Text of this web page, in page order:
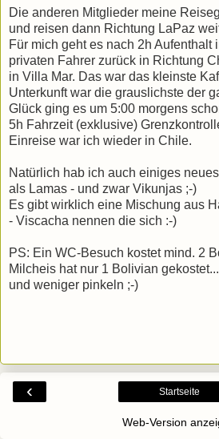
Die anderen Mitglieder meine
und reisen dann Richtung LaPaz
Für mich geht es nach 2h Aufenthalt
privaten Fahrer zurück in Richtung
in Villa Mar. Das war das kleinste
Unterkunft war die grauslichste der
Glück ging es um 5:00 morgens
5h Fahrzeit (exklusive)
Einreise war ich wieder in Chile.
Natürlich hab ich auch einiges
als Lamas - und zwar Vikunjas ;-)
Es gibt wirklich eine Mischung aus
- Viscacha nennen die sich :-)
PS: Ein WC-Besuch kostet mind. 2
Milcheis hat nur 1 Bolivian
und weniger pinkeln ;-)
‹ Startseite
Web-Version